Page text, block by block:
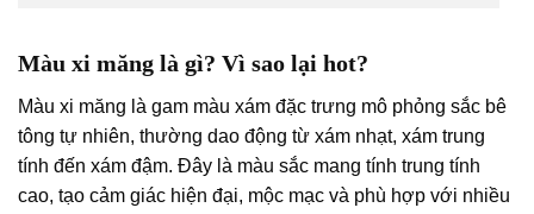
Màu xi măng là gì? Vì sao lại hot?
Màu xi măng là gam màu xám đặc trưng mô phỏng sắc bê
tông tự nhiên, thường dao động từ xám nhạt, xám trung
tính đến xám đậm. Đây là màu sắc mang tính trung tính
cao, tạo cảm giác hiện đại, mộc mạc và phù hợp với nhiều